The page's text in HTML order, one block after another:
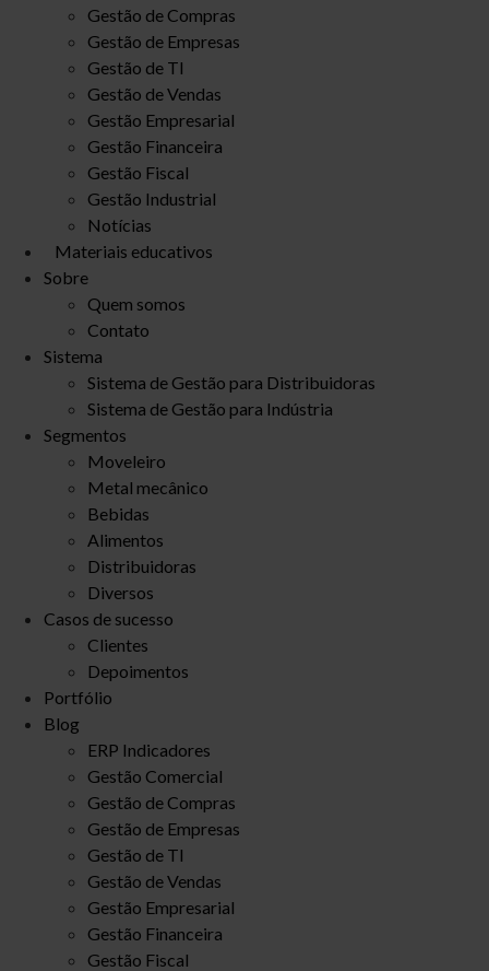
Gestão de Compras
Gestão de Empresas
Gestão de TI
Gestão de Vendas
Gestão Empresarial
Gestão Financeira
Gestão Fiscal
Gestão Industrial
Notícias
Materiais educativos
Sobre
Quem somos
Contato
Sistema
Sistema de Gestão para Distribuidoras
Sistema de Gestão para Indústria
Segmentos
Moveleiro
Metal mecânico
Bebidas
Alimentos
Distribuidoras
Diversos
Casos de sucesso
Clientes
Depoimentos
Portfólio
Blog
ERP Indicadores
Gestão Comercial
Gestão de Compras
Gestão de Empresas
Gestão de TI
Gestão de Vendas
Gestão Empresarial
Gestão Financeira
Gestão Fiscal